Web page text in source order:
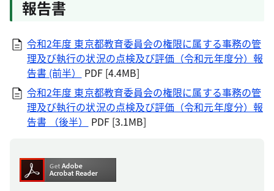
報告書
令和2年度 東京都教育委員会の権限に属する事務の管
理及び執行の状況の点検及び評価（令和元年度分）報
告書 (前半）
PDF [4.4MB]
令和2年度 東京都教育委員会の権限に属する事務の管
理及び執行の状況の点検及び評価（令和元年度分）報
告書 （後半）
PDF [3.1MB]